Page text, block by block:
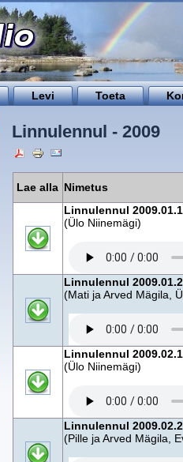
Levi Toeta
Linnulennul - 2009
Lae alla Nimetus
Linnulennul
(Ülo Niinemägi)
Linnulennul
(Mati ja Arved Mägila,
Linnulennul
(Ülo Niinemägi)
Linnulennul
(Pille ja Arved Mägila,